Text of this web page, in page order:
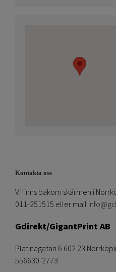
Kontakta oss
Vi finns bakom skärmen i
011-251515 eller mail
Gdirekt/GigantPrint AB
Platinagatan 6 602 23
556630-2773